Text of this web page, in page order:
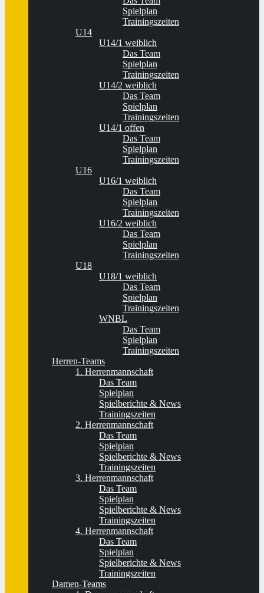
Spielplan
Trainingszeiten
U14
U14/1 weiblich
Das Team
Spielplan
Trainingszeiten
U14/2 weiblich
Das Team
Spielplan
Trainingszeiten
U14/1 offen
Das Team
Spielplan
Trainingszeiten
U16
U16/1 weiblich
Das Team
Spielplan
Trainingszeiten
U16/2 weiblich
Das Team
Spielplan
Trainingszeiten
U18
U18/1 weiblich
Das Team
Spielplan
Trainingszeiten
WNBL
Das Team
Spielplan
Trainingszeiten
Herren-Teams
1. Herrenmannschaft
Das Team
Spielplan
Spielberichte & News
Trainingszeiten
2. Herrenmannschaft
Das Team
Spielplan
Spielberichte & News
Trainingszeiten
3. Herrenmannschaft
Das Team
Spielplan
Spielberichte & News
Trainingszeiten
4. Herrenmannschaft
Das Team
Spielplan
Spielberichte & News
Trainingszeiten
Damen-Teams